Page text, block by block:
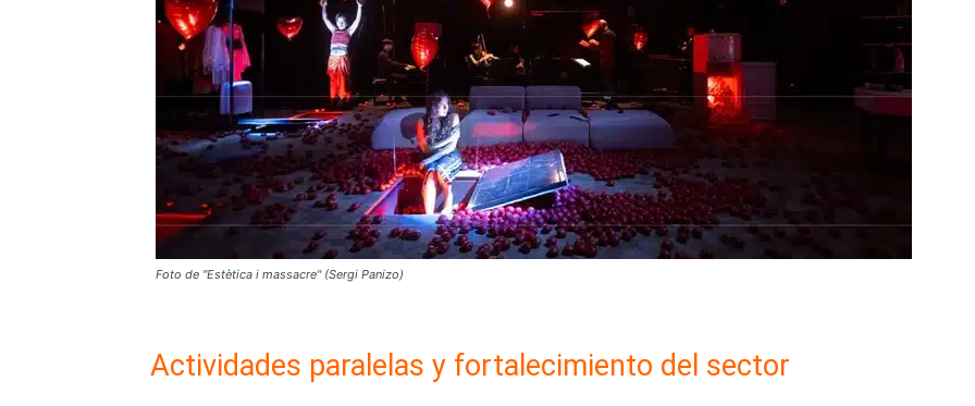
Foto de "Estètica i massacre" (Sergi Panizo)
Actividades paralelas y fortalecimiento del sector